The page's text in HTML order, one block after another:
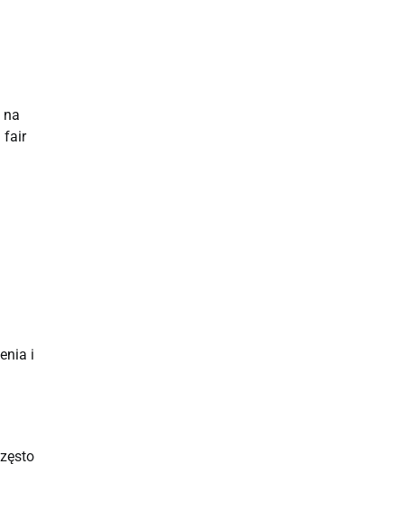
na
fair
i